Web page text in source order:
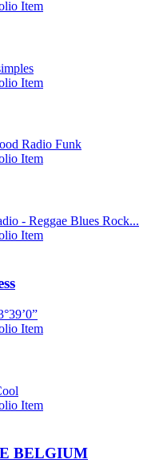
Radio Funk
- Reggae Blues Rock...
BELGIUM